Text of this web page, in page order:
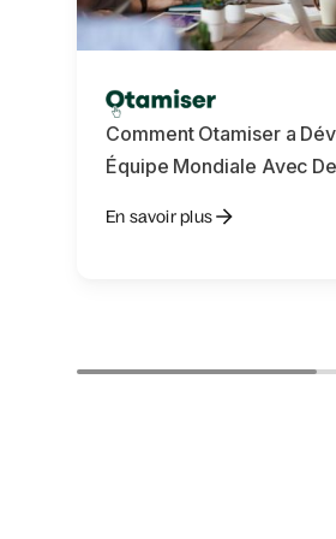
Comment Otamiser a
Équipe Mondiale Avec
En savoir plus